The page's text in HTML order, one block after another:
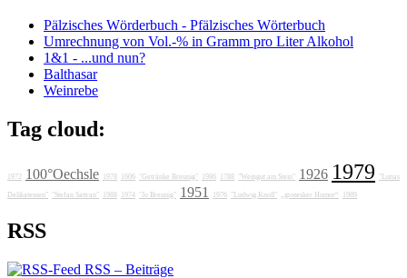
Pälzisches Wörderbuch - Pfälzisches Wörterbuch
Umrechnung von Vol.-% in Gramm pro Liter Alkohol
1&1 - ...und nun?
Balthasar
Weinrebe
Tag cloud:
1972 100°Oechsle 1978 1606 "Getränke Breunig" 1986 1788 "Weingut am Stein" 1926 1979 "Lunas
Delikatessen" "Stefan Sattran" 1988 1974 "Jo Breunig" 1951 1976 "Ludwig Knoll" „grotesker Humor“ 1989
RSS
RSS – Beiträge